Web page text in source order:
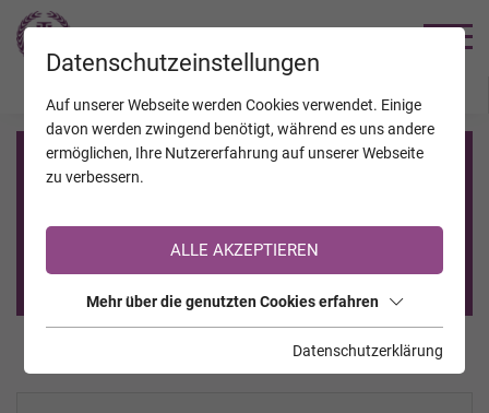
Registrierung auf TrauerHilfe.it
Sie sind noch nicht auf TrauerHilfe.it registriert?
>> zur kostenlosen Registrierung <<
Datenschutzeinstellungen
Auf unserer Webseite werden Cookies verwendet. Einige
davon werden zwingend benötigt, während es uns andere
ermöglichen, Ihre Nutzererfahrung auf unserer Webseite
zu verbessern.
ALLE AKZEPTIEREN
Mehr über die genutzten Cookies erfahren
Datenschutzerklärung
JAHRESTAGE KALENDER VERSTORBENE